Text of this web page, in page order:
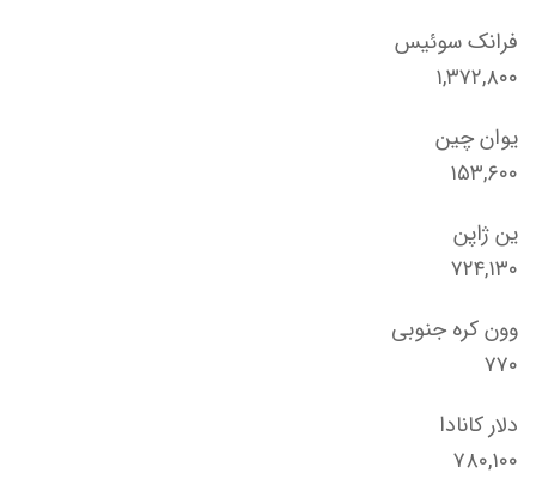
فرانک سوئیس
۱,۳۷۲,۸۰۰
یوان چین
۱۵۳,۶۰۰
ین ژاپن
۷۲۴,۱۳۰
وون کره جنوبی
۷۷۰
دلار کانادا
۷۸۰,۱۰۰